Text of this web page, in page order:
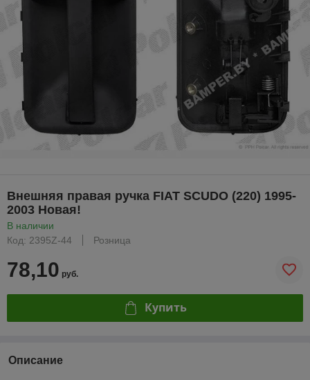
Внешняя правая ручка FIAT SCUDO (220) 1995-
2003 Новая!
В наличии
Код: 2395Z-44
Розница
78,10 руб.
Купить
Описание